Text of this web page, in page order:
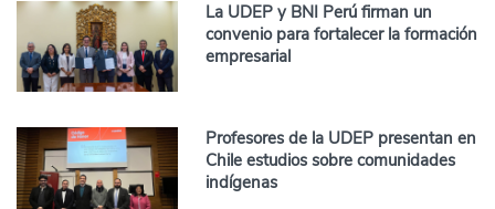
La UDEP y BNI Perú firman un
convenio para fortalecer la formación
empresarial
Profesores de la UDEP presentan en
Chile estudios sobre comunidades
indígenas